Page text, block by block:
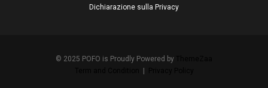
Dichiarazione sulla Privacy
© 2025 POFO is Proudly Powered by
|